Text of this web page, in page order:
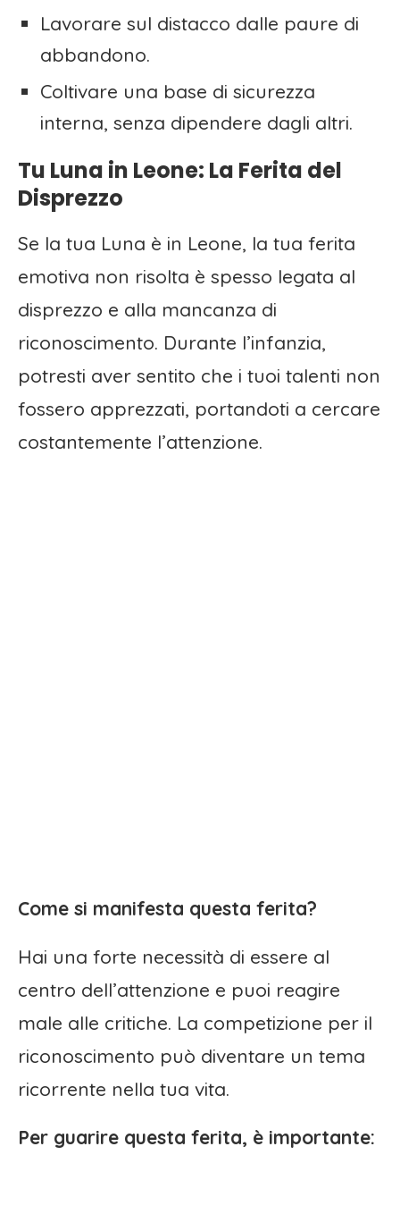
Lavorare sul distacco dalle paure di
abbandono.
Coltivare una base di sicurezza
interna, senza dipendere dagli altri.
Tu Luna in Leone: La Ferita del
Disprezzo
Se la tua Luna è in Leone, la tua ferita
emotiva non risolta è spesso legata al
disprezzo e alla mancanza di
riconoscimento. Durante l’infanzia,
potresti aver sentito che i tuoi talenti non
fossero apprezzati, portandoti a cercare
costantemente l’attenzione.
Come si manifesta questa ferita?
Hai una forte necessità di essere al
centro dell’attenzione e puoi reagire
male alle critiche. La competizione per il
riconoscimento può diventare un tema
ricorrente nella tua vita.
Per guarire questa ferita, è importante: